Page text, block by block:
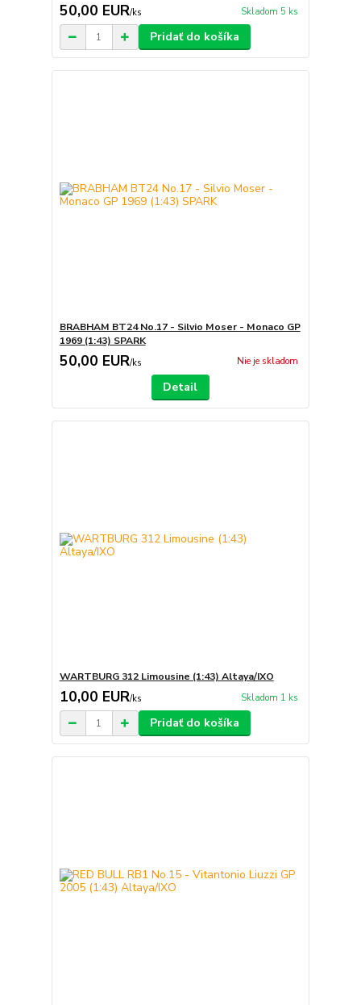
50,00 EUR/ks Skladom 5 ks
Pridať do košíka
BRABHAM BT24 No.17 - Silvio Moser - Monaco GP
1969 (1:43) SPARK
50,00 EUR/ks Nie je skladom
Detail
WARTBURG 312 Limousine (1:43) Altaya/IXO
10,00 EUR/ks Skladom 1 ks
Pridať do košíka